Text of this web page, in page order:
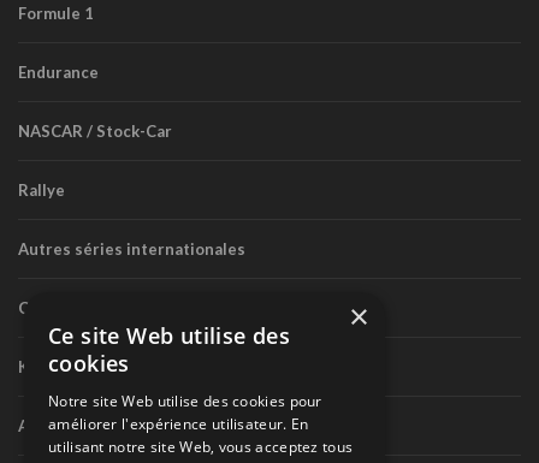
Formule 1
Endurance
NASCAR / Stock-Car
Rallye
Autres séries internationales
Circuit routier canadien
Karting
Autres séries nationales
×
Ce site Web utilise des
cookies
Notre site Web utilise des cookies pour
améliorer l'expérience utilisateur. En
utilisant notre site Web, vous acceptez tous